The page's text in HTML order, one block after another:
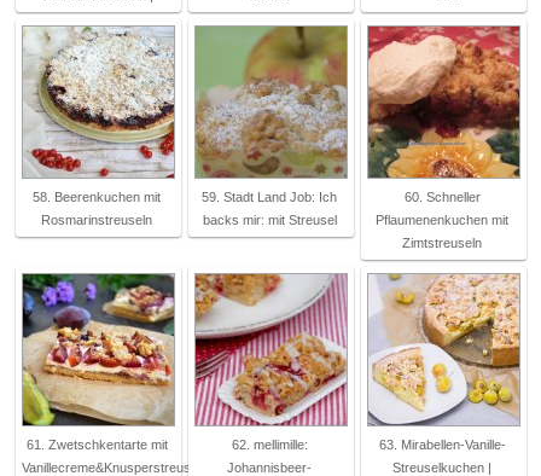
58. Beerenkuchen mit
Rosmarinstreuseln
59. Stadt Land Job: Ich
backs mir: mit Streusel
60. Schneller
Pflaumenenkuchen mit
Zimtstreuseln
61. Zwetschkentarte mit
Vanillecreme&Knusperstreuseln
62. mellimille:
Johannisbeer-
63. Mirabellen-Vanille-
Streuselkuchen |